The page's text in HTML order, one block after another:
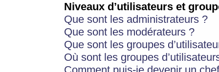
Niveaux d’utilisateurs et
Que sont les administrateurs ?
Que sont les modérateurs ?
Que sont les groupes
Où sont les groupes